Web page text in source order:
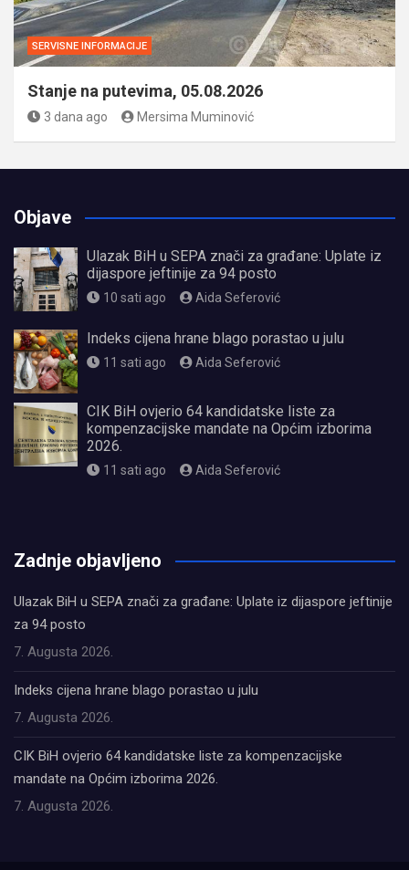
SERVISNE INFORMACIJE
Stanje na putevima, 05.08.2026
3 dana ago Mersima Muminović
Objave
Ulazak BiH u SEPA znači za građane: Uplate iz
dijaspore jeftinije za 94 posto
10 sati ago Aida Seferović
Indeks cijena hrane blago porastao u julu
11 sati ago Aida Seferović
CIK BiH ovjerio 64 kandidatske liste za
kompenzacijske mandate na Općim izborima
2026.
11 sati ago Aida Seferović
Zadnje objavljeno
Ulazak BiH u SEPA znači za građane: Uplate iz dijaspore jeftinije
za 94 posto
7. Augusta 2026.
Indeks cijena hrane blago porastao u julu
7. Augusta 2026.
CIK BiH ovjerio 64 kandidatske liste za kompenzacijske
mandate na Općim izborima 2026.
7. Augusta 2026.